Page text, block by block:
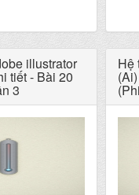
illustrator
tiết - Bài 20
3
Hệ